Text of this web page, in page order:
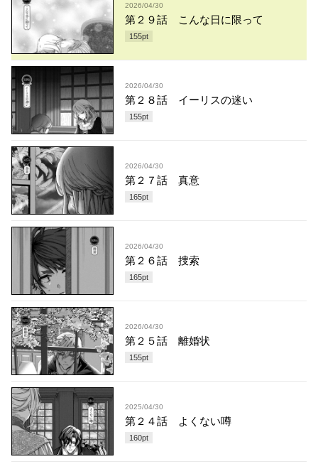
2026/04/30
第２９話 こんな日に限って
155pt
2026/04/30
第２８話 イーリスの迷い
155pt
2026/04/30
第２７話 真意
165pt
2026/04/30
第２６話 捜索
165pt
2026/04/30
第２５話 離婚状
155pt
2025/04/30
第２４話 よくない噂
160pt